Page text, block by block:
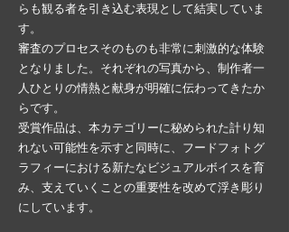
らも観る者を引き込む表現として結実していま
す。
審査のプロセスそのものも非常に刺激的な体験
となりました。それぞれの写真から、制作者一
人ひとりの情熱と献身が明確に伝わってきたか
らです。
受賞作品は、本カテゴリーに秘められた計り知
れない可能性を示すと同時に、フードフォトグ
ラフィーにおける新たなビジュアルボイスを育
み、支えていくことの重要性を改めて浮き彫り
にしています。